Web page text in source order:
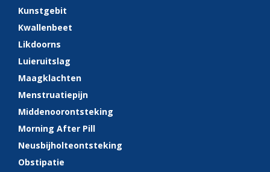
Kunstgebit
Kwallenbeet
Likdoorns
Luieruitslag
Maagklachten
Menstruatiepijn
Middenoorontsteking
Morning After Pill
Neusbijholteontsteking
Obstipatie